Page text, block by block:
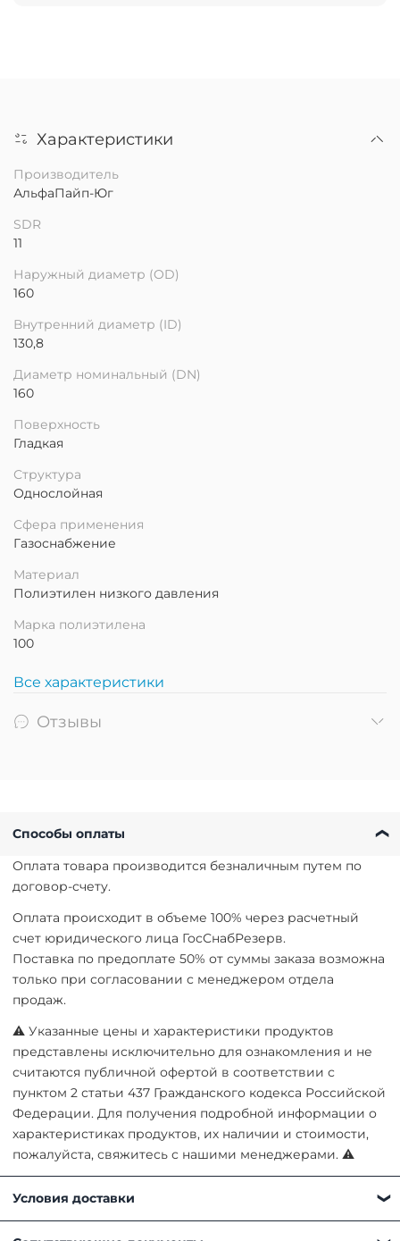
Характеристики
Производитель
АльфаПайп-Юг
SDR
11
Наружный диаметр (OD)
160
Внутренний диаметр (ID)
130,8
Диаметр номинальный (DN)
160
Поверхность
Гладкая
Структура
Однослойная
Сфера применения
Газоснабжение
Материал
Полиэтилен низкого давления
Марка полиэтилена
100
Все характеристики
Отзывы
Способы оплаты
Оплата товара производится безналичным путем по
договор-счету.
Оплата происходит в объеме 100% через расчетный
счет юридического лица ГосСнабРезерв.
Поставка по предоплате 50% от суммы заказа возможна
только при согласовании с менеджером отдела
продаж.
⚠ Указанные цены и характеристики продуктов
представлены исключительно для ознакомления и не
считаются публичной офертой в соответствии с
пунктом 2 статьи 437 Гражданского кодекса Российской
Федерации. Для получения подробной информации о
характеристиках продуктов, их наличии и стоимости,
пожалуйста, свяжитесь с нашими менеджерами. ⚠
Условия доставки